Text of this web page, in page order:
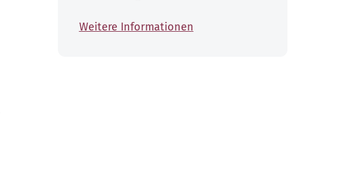
Weitere Informationen